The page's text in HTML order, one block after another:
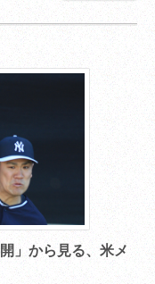
」から見る、米メ